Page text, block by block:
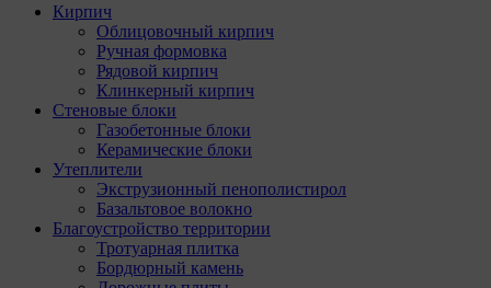
Кирпич
Облицовочный кирпич
Ручная формовка
Рядовой кирпич
Клинкерный кирпич
Стеновые блоки
Газобетонные блоки
Керамические блоки
Утеплители
Экструзионный пенополистирол
Базальтовое волокно
Благоустройство территории
Тротуарная плитка
Бордюрный камень